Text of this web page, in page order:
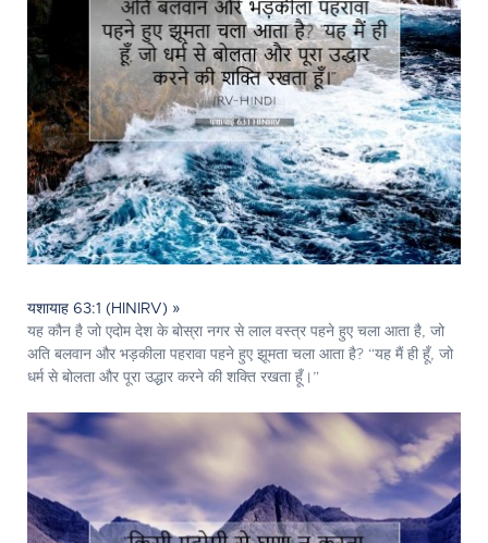
यशायाह 63:1 (HINIRV) »
यह कौन है जो एदोम देश के बोस्रा नगर से लाल वस्त्र पहने हुए चला आता है, जो
अति बलवान और भड़कीला पहरावा पहने हुए झूमता चला आता है? “यह मैं ही हूँ, जो
धर्म से बोलता और पूरा उद्धार करने की शक्ति रखता हूँ।”